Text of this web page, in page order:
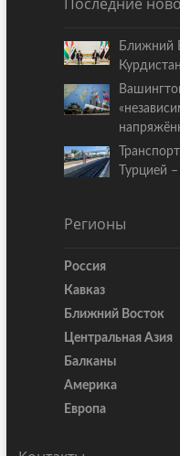
Ближний
Турцией
Регионы
Россия
Кавказ
Ближний Восток
Центральная Азия
Балканы
Америка
Европа